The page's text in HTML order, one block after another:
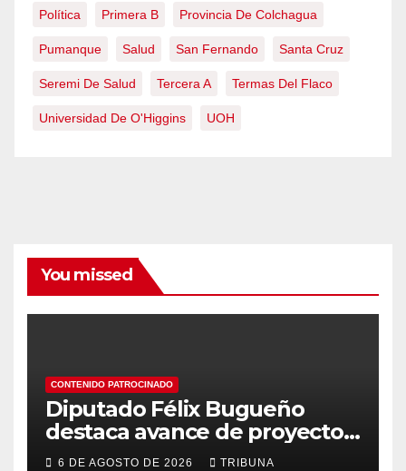
Política Primera B Provincia De Colchagua
Pumanque Salud San Fernando Santa Cruz
Seremi De Salud Tercera A Termas Del Flaco
Universidad De O'Higgins UOH
You missed
CONTENIDO PATROCINADO
Diputado Félix Bugueño
destaca avance de proyecto
para fortalecer la detección
6 DE AGOSTO DE 2026 TRIBUNA